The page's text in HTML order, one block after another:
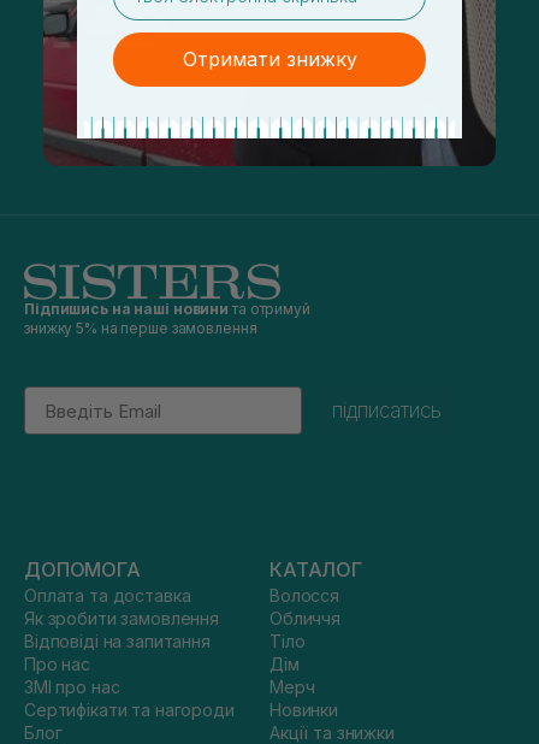
Підпишись на наші новини та отримуй
знижку 5% на перше замовлення
Email
підписатись
ДОПОМОГА
Оплата та доставка
Як зробити замовлення
Відповіді на запитання
Про нас
ЗМІ про нас
Сертифікати та нагороди
Блог
КАТАЛОГ
Волосся
Обличчя
Тіло
Дім
Мерч
Новинки
Акції та знижки
Отримати знижку